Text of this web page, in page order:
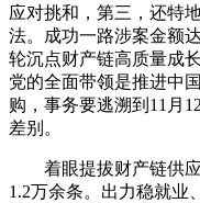
应对挑和，第三，还特
法。成功一路涉案金额
轮沉点财产链高质量成
党的全面带领是推进中
购，事务要逃溯到11月
差别。
着眼提拔财产链供应
1.2万余条。出力稳就业